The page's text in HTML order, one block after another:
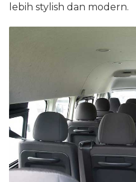
lebih stylish dan modern.